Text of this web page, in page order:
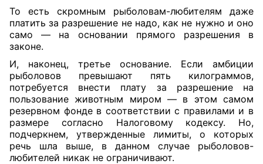
То есть скромным рыболовам-любителям даже
платить за разрешение не надо, как не нужно и оно
само — на основании прямого разрешения в
законе.
И, наконец, третье основание. Если амбиции
рыболовов превышают пять килограммов,
потребуется внести плату за разрешение на
пользование животным миром — в этом самом
резервном фонде в соответствии с правилами и в
размере согласно Налоговому кодексу. Но,
подчеркнем, утвержденные лимиты, о которых
речь шла выше, в данном случае рыболовов-
любителей никак не ограничивают.